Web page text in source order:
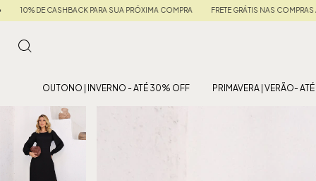
COMPRA FRETE GRÁTIS NAS COMPRAS ACIMA DE R$ 599 • 5% OFF NO PIX •
OUTONO | INVERNO - ATÉ 30% OFF PRIMAVERA | VERÃO-